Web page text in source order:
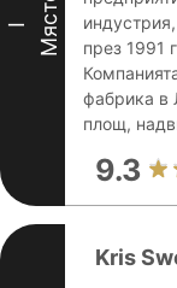
I Място
през 1991
фабрика в
площ,
9.3
Kris